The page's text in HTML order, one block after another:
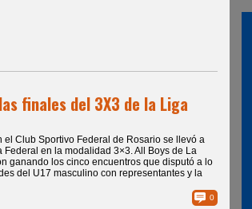
finales del 3X3 de la Liga
el Club Sportivo Federal de Rosario se llevó a
Federal en la modalidad 3×3. All Boys de La
ganando los cinco encuentros que disputó a lo
del U17 masculino con representantes y la
0